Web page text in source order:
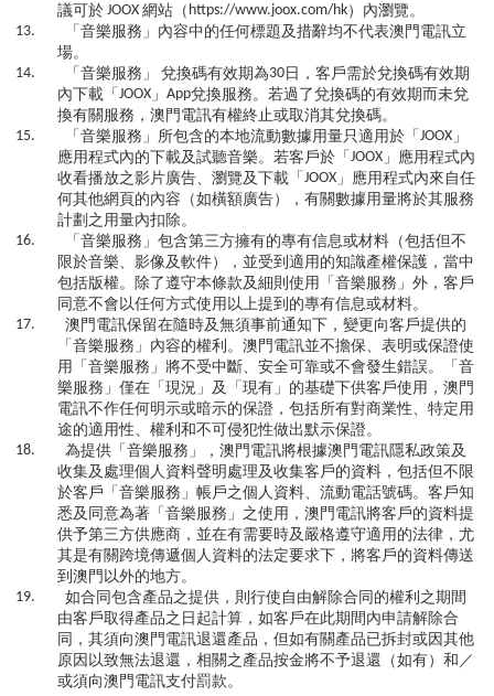
議可於JOOX 網站（ https://www.joox.com/hk）內瀏覽。
13.
「音樂服務」內容中的任何標題及措辭均不代表澳門電訊立
場。
14.
「音樂服務」 兌換碼有效期為30 日，客戶需於兌換碼有效期
內下載「 JOOX」 App兌換服務。若過了兌換碼的有效期而未兌
換有關服務，澳門電訊有權終止或取消其兌換碼。
15.
「音樂服務」所包含的本地流動數據用量只適用於「 JOOX 」
應用程式內的下載及試聽音樂。若客戶於「 JOOX」應用程式內
收看播放之影片廣告、瀏覽及下載「 JOOX」應用程式內來自任
何其他網頁的內容（如橫額廣告），有關數據用量將於其服務
計劃之用量內扣除。
16.
「音樂服務」包含第三方擁有的專有信息或材料（包括但不
限於音樂、影像及軟件），並受到適用的知識產權保護，當中
包括版權。除了遵守本條款及細則使用「音樂服務」外，客戶
同意不會以任何方式使用以上提到的專有信息或材料。
17. 澳門電訊保留在隨時及無須事前通知下，變更向客戶提供的
「音樂服務」內容的權利。澳門電訊並不擔保、表明或保證使
用「音樂服務」將不受中斷、安全可靠或不會發生錯誤。「音
樂服務」僅在「現況」及「現有」的基礎下供客戶使用，澳門
電訊不作任何明示或暗示的保證，包括所有對商業性、特定用
途的適用性、權利和不可侵犯性做出默示保證。
18. 為提供「音樂服務」，澳門電訊將根據澳門電訊隱私政策及
收集及處理個人資料聲明處理及收集客戶的資料，包括但不限
於客戶「音樂服務」帳戶之個人資料、流動電話號碼。客戶知
悉及同意為著「音樂服務」之使用，澳門電訊將客戶的資料提
供予第三方供應商，並在有需要時及嚴格遵守適用的法律，尤
其是有關跨境傳遞個人資料的法定要求下，將客戶的資料傳送
到澳門以外的地方。
19. 如合同包含產品之提供，則行使自由解除合同的權利之期間
由客戶取得產品之日起計算，如客戶在此期間內申請解除合
同，其須向澳門電訊退還產品，但如有關產品已拆封或因其他
原因以致無法退還，相關之產品按金將不予退還（如有）和／
或須向澳門電訊支付罰款。